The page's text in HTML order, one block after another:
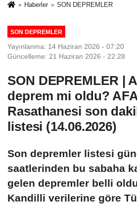
Haberler SON DEPREMLER
SON DEPREMLER
Yayınlanma: 14 Haziran 2026 - 07:20
Güncelleme: 21 Haziran 2026 - 22:28
SON DEPREMLER |
deprem mi oldu?
Rasathanesi son
listesi (14.06.2026)
Son depremler listesi
saatlerinden bu sabaha
gelen depremler belli
Kandilli verilerine göre